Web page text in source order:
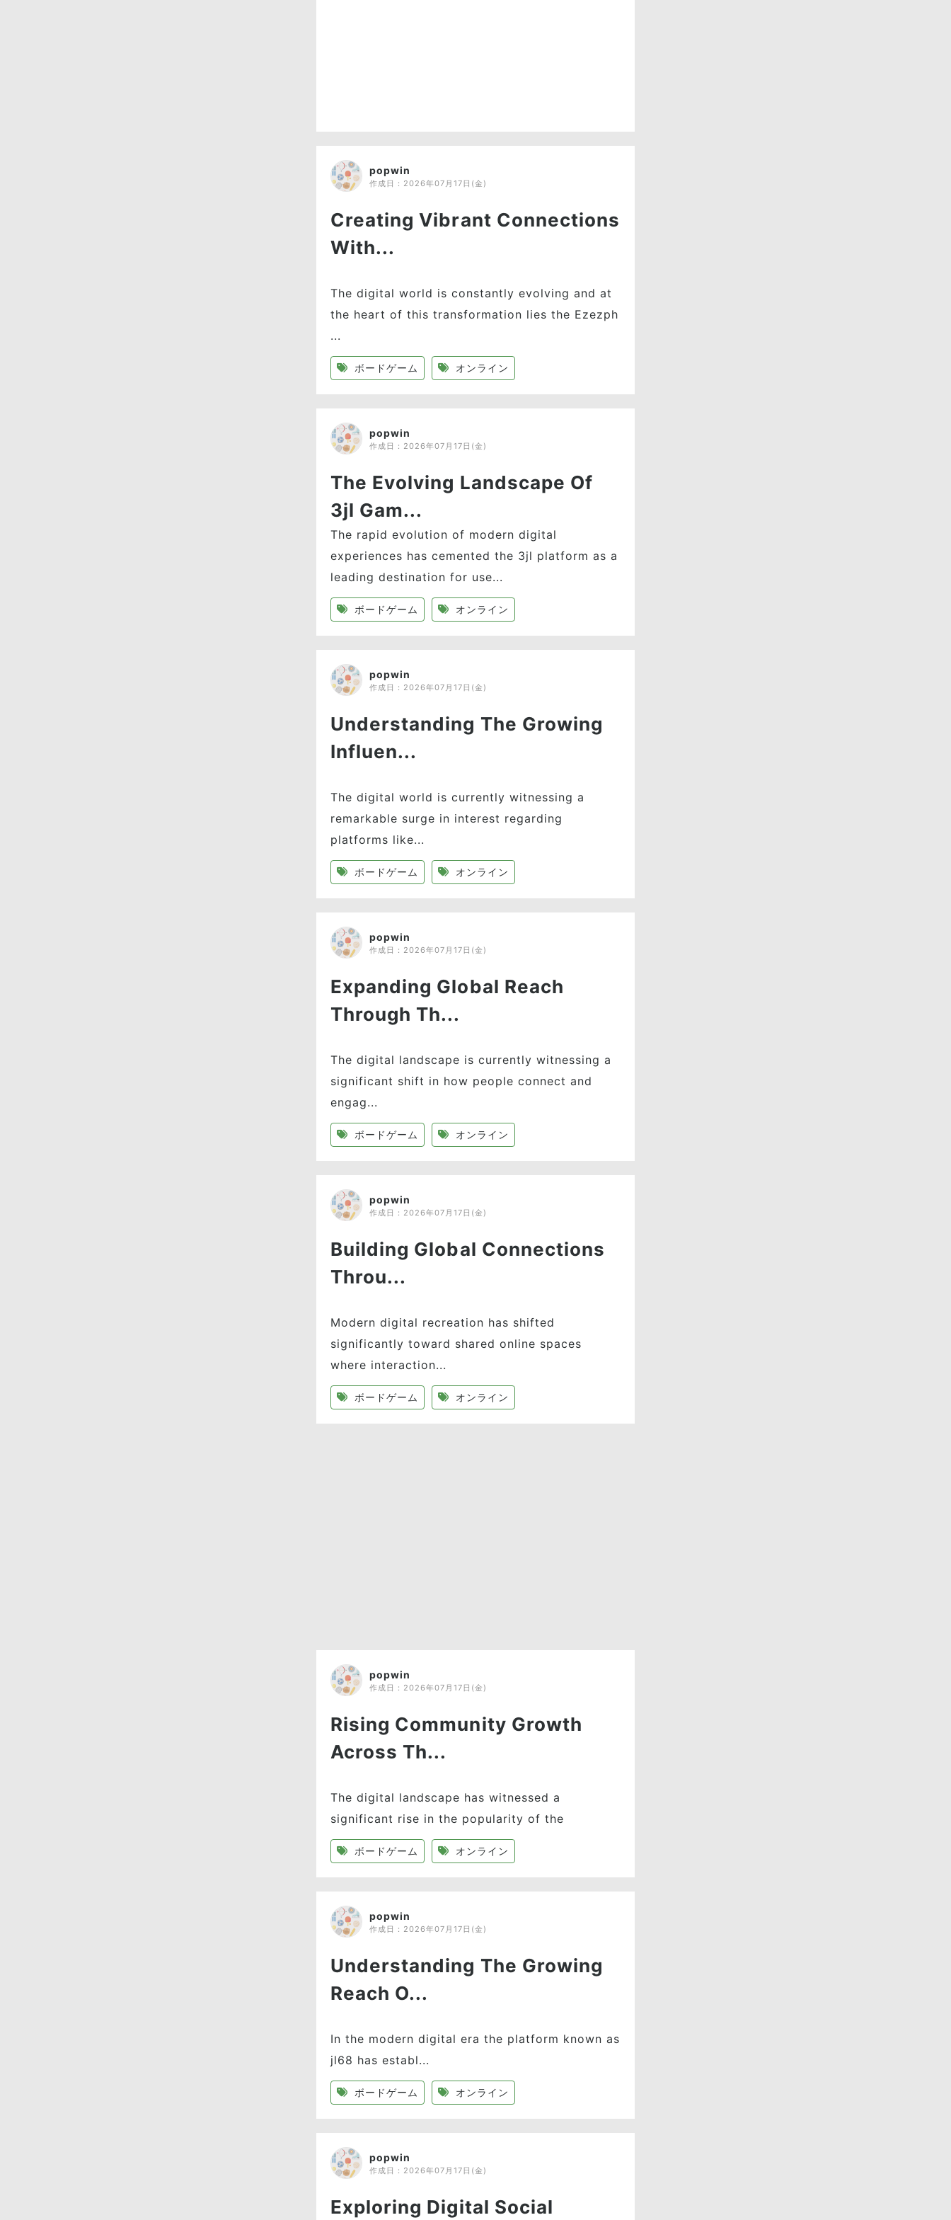
popwin
作成日： 2026年07月17日(金)
Creating Vibrant Connections
With...
The digital world is constantly evolving and at
the heart of this transformation lies the Ezezph
...
ボードゲーム オンライン
popwin
作成日： 2026年07月17日(金)
The Evolving Landscape Of
3jl Gam...
The rapid evolution of modern digital
experiences has cemented the 3jl platform as a
leading destination for use...
ボードゲーム オンライン
popwin
作成日： 2026年07月17日(金)
Understanding The Growing
Influen...
The digital world is currently witnessing a
remarkable surge in interest regarding
platforms like...
ボードゲーム オンライン
popwin
作成日： 2026年07月17日(金)
Expanding Global Reach
Through Th...
The digital landscape is currently witnessing a
significant shift in how people connect and
engag...
ボードゲーム オンライン
popwin
作成日： 2026年07月17日(金)
Building Global Connections
Throu...
Modern digital recreation has shifted
significantly toward shared online spaces
where interaction...
ボードゲーム オンライン
popwin
作成日： 2026年07月17日(金)
Rising Community Growth
Across Th...
The digital landscape has witnessed a
significant rise in the popularity of the
ボードゲーム オンライン
popwin
作成日： 2026年07月17日(金)
Understanding The Growing
Reach O...
In the modern digital era the platform known as
jl68 has establ...
ボードゲーム オンライン
popwin
作成日： 2026年07月17日(金)
Exploring Digital Social